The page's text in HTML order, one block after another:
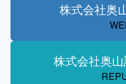
株式会社奥
株式会社奥